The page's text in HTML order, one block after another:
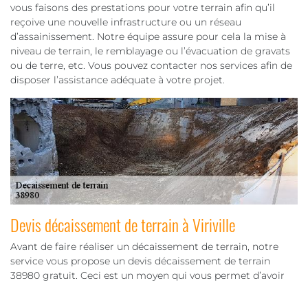
vous faisons des prestations pour votre terrain afin qu’il
reçoive une nouvelle infrastructure ou un réseau
d’assainissement. Notre équipe assure pour cela la mise à
niveau de terrain, le remblayage ou l’évacuation de gravats
ou de terre, etc. Vous pouvez contacter nos services afin de
disposer l’assistance adéquate à votre projet.
Devis décaissement de terrain à Viriville
Avant de faire réaliser un décaissement de terrain, notre
service vous propose un devis décaissement de terrain
38980 gratuit. Ceci est un moyen qui vous permet d’avoir